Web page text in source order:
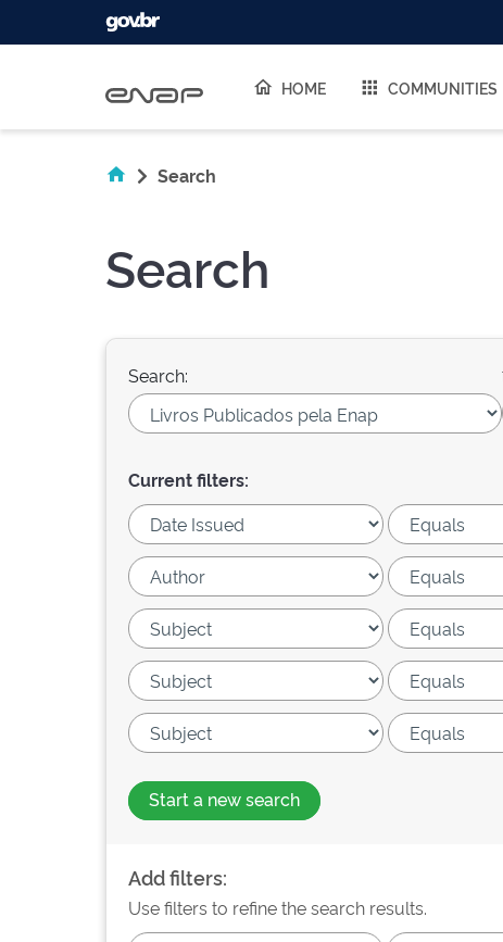
HOME COMMUNITIES
Search
Search
Search:
Current filters:
Start a new search
Add filters:
Use filters to refine the search results.